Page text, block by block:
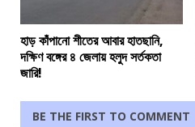
হাড় কাঁপানো শীতের আবার হাতছানি,
দক্ষিণ বঙ্গের ৪ জেলায় হলুদ সর্তকতা
জারি!
BE THE FIRST TO COMMENT